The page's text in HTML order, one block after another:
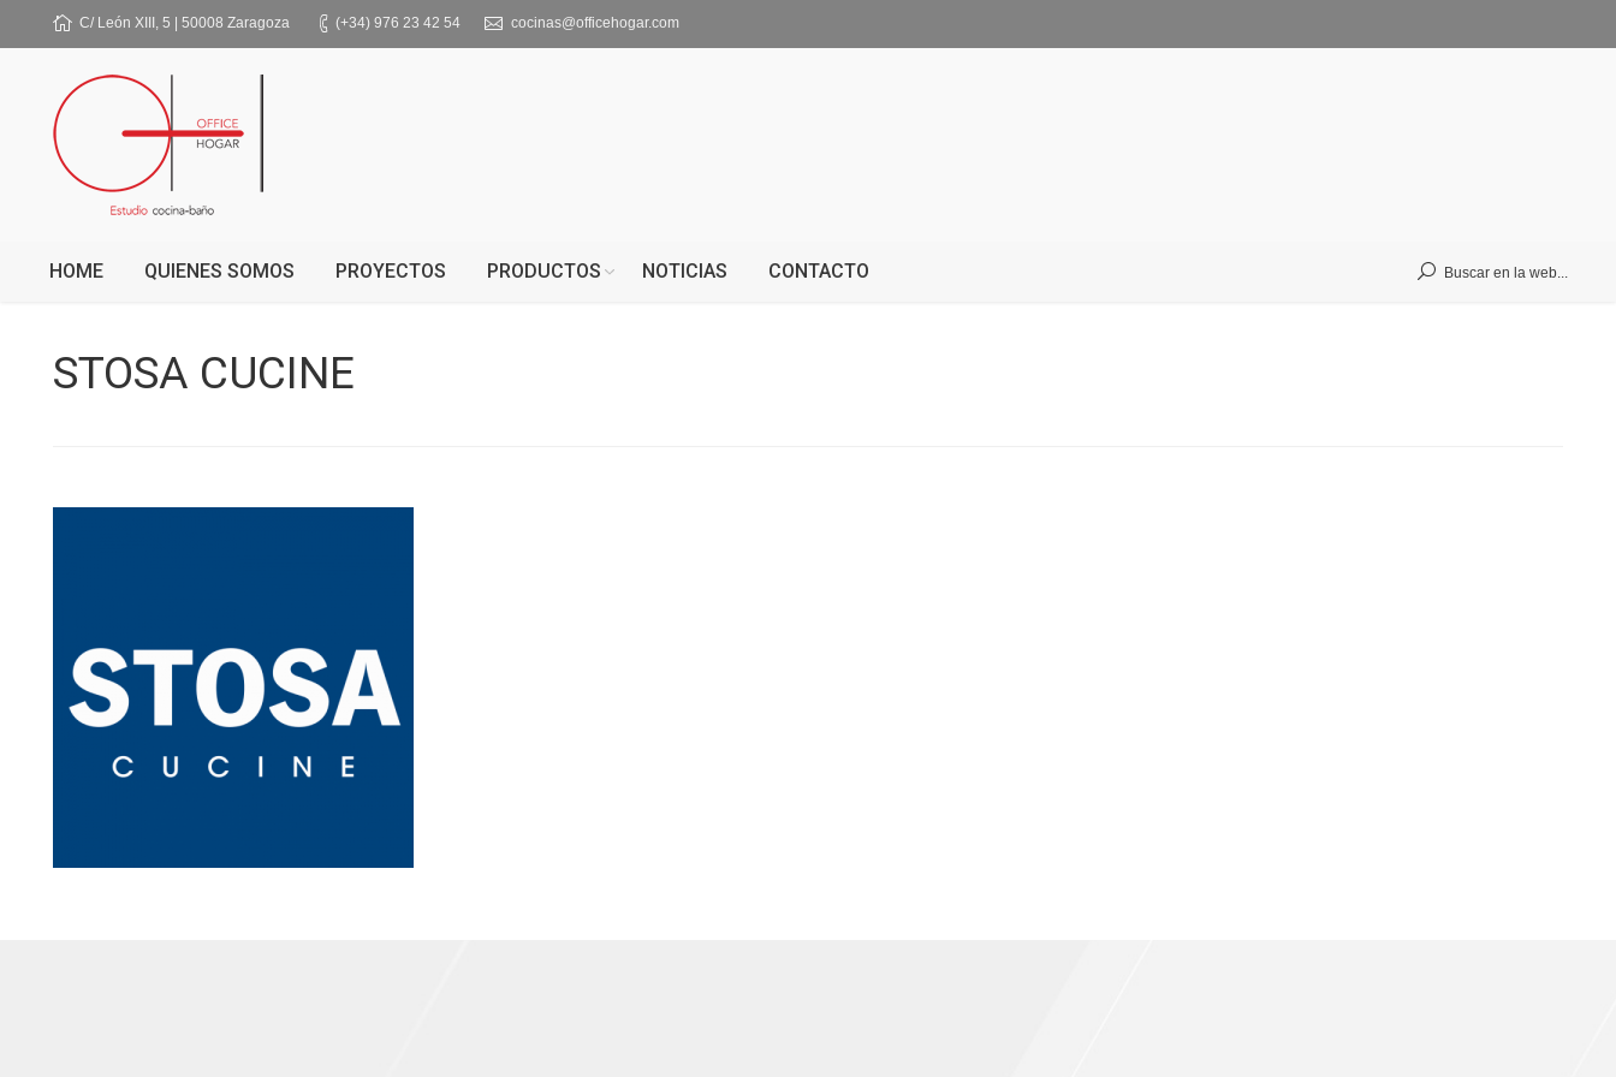
C/ León XIII, 5 | 50008 Zaragoza (+34) 976 23 42 54 cocinas@officehogar.com
HOME QUIENES SOMOS PROYECTOS PRODUCTOS NOTICIAS CONTACTO Buscar en la web...
STOSA CUCINE